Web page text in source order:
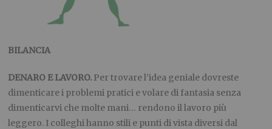
BILANCIA
DENARO E LAVORO. Per trovare l’idea geniale dovreste
dimenticare i problemi pratici e volare di fantasia senza
dimenticarvi che molte mani… rendono il lavoro più
leggero. I colleghi hanno stili e punti di vista diversi dal